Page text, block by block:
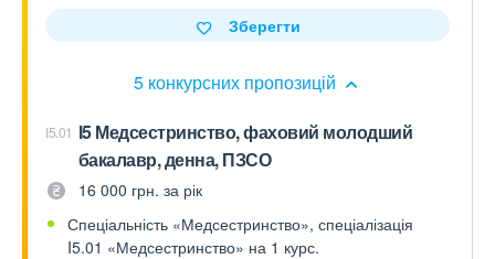
5 конкурсних пропозицій
Зберегти
I5.01 І5 Медсестринство, фаховий молодший
бакалавр, денна, ПЗСО
16 000 грн. за рік
Спеціальність «Медсестринство», спеціалізація
I5.01 «Медсестринство» на 1 курс.